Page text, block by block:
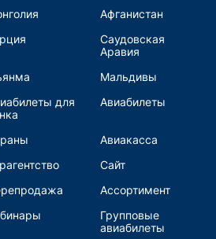
Афганистан
Саудовская
Аравия
Мальдивы
для
Авиабилеты
Авиакасса
Сайт
Ассортимент
Групповые
авиабилеты